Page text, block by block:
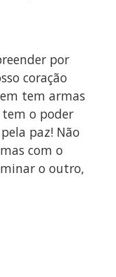
por
coração
tem armas
tem o poder
paz! Não
com o
o outro,